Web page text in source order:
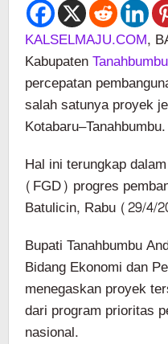
KALSELMAJU.COM,
KabupatenTanahbumbu
percepatan
salah satunya proyek
Kotabaru–Tanahbumbu.
Hal ini terungkap
(FGD) progres
Batulicin, Rabu (29/4/
Bupati Tanahbumbu
Bidang Ekonomi dan
menegaskan proyek
dari program prioritas
nasional.